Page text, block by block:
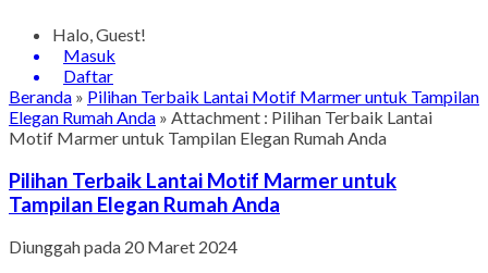
Halo, Guest!
Masuk
Daftar
Beranda » Pilihan Terbaik Lantai Motif Marmer untuk Tampilan
Elegan Rumah Anda » Attachment : Pilihan Terbaik Lantai
Motif Marmer untuk Tampilan Elegan Rumah Anda
Pilihan Terbaik Lantai Motif Marmer untuk
Tampilan Elegan Rumah Anda
Diunggah pada 20 Maret 2024